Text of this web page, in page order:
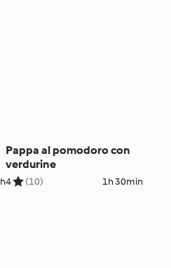
Pappa al pomodoro con
verdurine
4 (10) 1h 30min